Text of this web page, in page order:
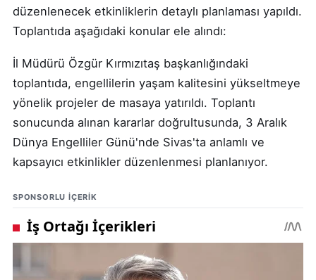
düzenlenecek etkinliklerin detaylı planlaması yapıldı.
Toplantıda aşağıdaki konular ele alındı:
İl Müdürü Özgür Kırmızıtaş başkanlığındaki
toplantıda, engellilerin yaşam kalitesini yükseltmeye
yönelik projeler de masaya yatırıldı. Toplantı
sonucunda alınan kararlar doğrultusunda, 3 Aralık
Dünya Engelliler Günü'nde Sivas'ta anlamlı ve
kapsayıcı etkinlikler düzenlenmesi planlanıyor.
SPONSORLU IÇERIK